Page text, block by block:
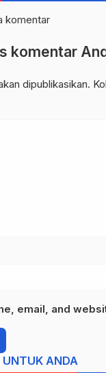
komentar
komentar
dipublikasikan.
email, and
UNTUK ANDA